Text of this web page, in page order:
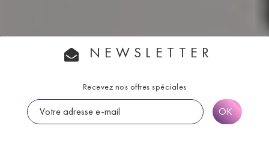
NEWSLETTER
Recevez nos offres spéciales